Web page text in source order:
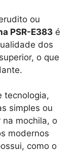
ou
PSR-E383 é
dos
o que
tecnologia,
simples ou
mochila, o
modernos
como o